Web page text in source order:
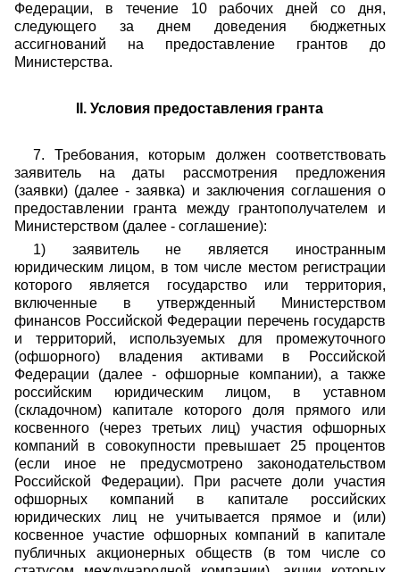
Федерации, в течение 10 рабочих дней со дня,
следующего за днем доведения бюджетных
ассигнований на предоставление грантов до
Министерства.
II. Условия предоставления гранта
7. Требования, которым должен соответствовать
заявитель на даты рассмотрения предложения
(заявки) (далее - заявка) и заключения соглашения о
предоставлении гранта между грантополучателем и
Министерством (далее - соглашение):
1) заявитель не является иностранным
юридическим лицом, в том числе местом регистрации
которого является государство или территория,
включенные в утвержденный Министерством
финансов Российской Федерации перечень государств
и территорий, используемых для промежуточного
(офшорного) владения активами в Российской
Федерации (далее - офшорные компании), а также
российским юридическим лицом, в уставном
(складочном) капитале которого доля прямого или
косвенного (через третьих лиц) участия офшорных
компаний в совокупности превышает 25 процентов
(если иное не предусмотрено законодательством
Российской Федерации). При расчете доли участия
офшорных компаний в капитале российских
юридических лиц не учитывается прямое и (или)
косвенное участие офшорных компаний в капитале
публичных акционерных обществ (в том числе со